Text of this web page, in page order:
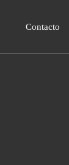
Contacto